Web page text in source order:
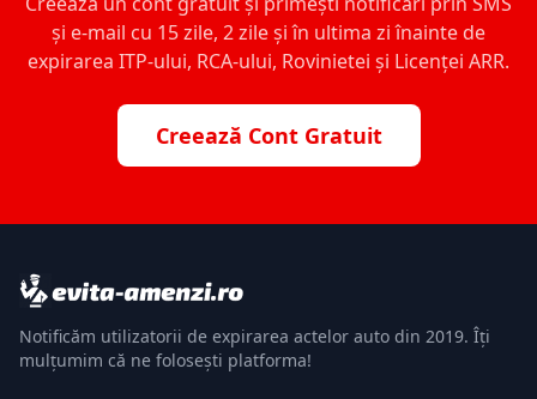
și e-mail cu 15 zile, 2 zile și în ultima zi înainte de
expirarea ITP-ului, RCA-ului, Rovinietei și Licenței ARR.
Creează Cont Gratuit
Notificăm utilizatorii de expirarea actelor auto din 2019. Îți
mulțumim că ne folosești platforma!